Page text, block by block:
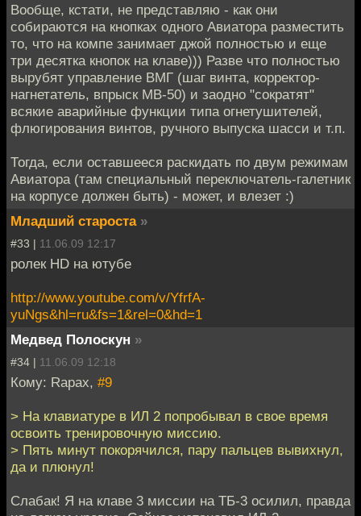
Вообще, кстати, не представляю - как они
собираются на кнопках одного Авиатора разместить
то, что на компе занимает джой полностью и еще
три десятка кнопок на клаве))) Разве что полностью
вырубят управление ВМГ (шаг винта, корректор-
нагнетатель, впрыск МВ-50) и заодно "сократят"
всякие аварийные функции типа огнетушителей,
флюгирования винтов, ручного выпуска шасси и т.п.
Тогда, если оставшееся раскидать по двум режимам
Авиатора (там специальный переключатель-галетник
на корпусе должен быть) - может, и влезет :)
Младший староста »
#33 | 11.06.09 12:17
ролек HD на ютубе
http://www.youtube.com/v/YfrfA-
yuNgs&hl=ru&fs=1&rel=0&hd=1
Медвед Полоскун »
#34 | 11.06.09 12:18
Кому: Rapax, #9
> На клавиатуре в ИЛ 2 попробывал в свое время
освоить тренировочную миссию.
> Пять минут покорячился, пару пальцев вывихнул,
да и плюнул!
Слабак! Я на клаве 3 миссии на ТБ-3 осилил, правда